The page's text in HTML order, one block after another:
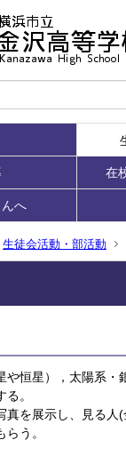
在
へ
生徒会活動・部活動
や恒星），太陽系・
。
真を展示し、見る人
う。